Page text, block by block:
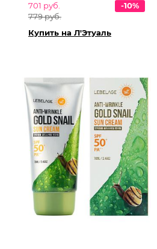
701 руб.
779 руб.
-10%
Купить на Л'Этуаль